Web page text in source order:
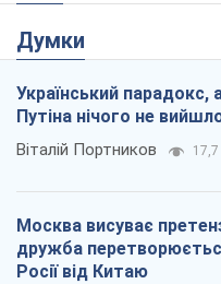
Думки
Український парадокс,
Путіна нічого не
Віталій Портников 17,7
Москва висуває
дружба
Росії від Китаю